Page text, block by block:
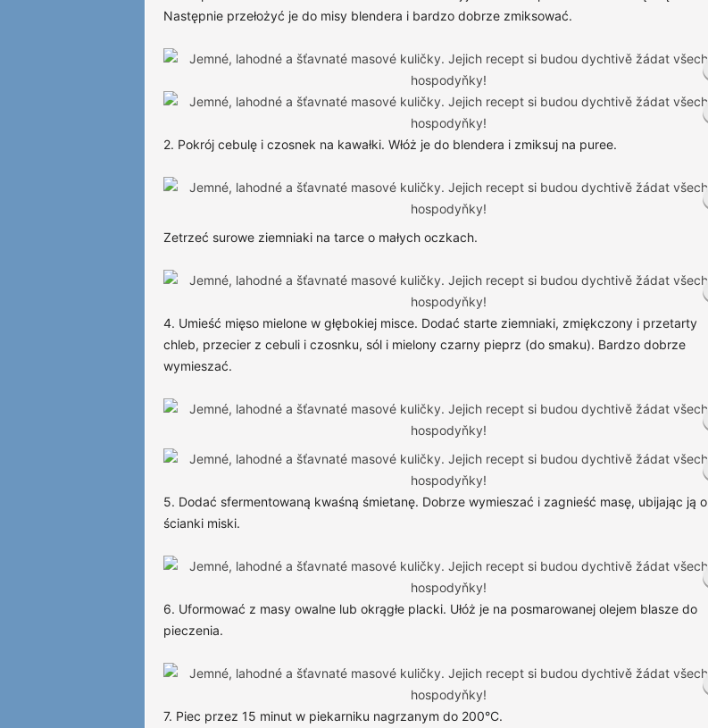
Następnie przełożyć je do misy blendera i bardzo dobrze zmiksować.
2. Pokrój cebulę i czosnek na kawałki. Włóż je do blendera i zmiksuj na puree.
Zetrzeć surowe ziemniaki na tarce o małych oczkach.
4. Umieść mięso mielone w głębokiej misce. Dodać starte ziemniaki, zmiękczony i przetarty
chleb, przecier z cebuli i czosnku, sól i mielony czarny pieprz (do smaku). Bardzo dobrze
wymieszać.
5. Dodać sfermentowaną kwaśną śmietanę. Dobrze wymieszać i zagnieść masę, ubijając ją o
ścianki miski.
6. Uformować z masy owalne lub okrągłe placki. Ułóż je na posmarowanej olejem blasze do
pieczenia.
7. Piec przez 15 minut w piekarniku nagrzanym do 200°C.